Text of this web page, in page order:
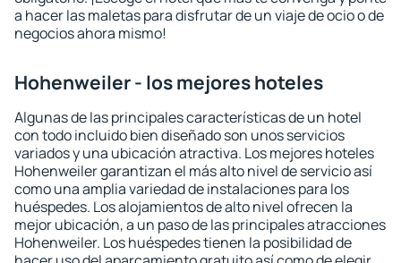
a hacer las maletas para disfrutar de un viaje de ocio o de
negocios ahora mismo!
Hohenweiler - los mejores hoteles
Algunas de las principales características de un hotel
con todo incluido bien diseñado son unos servicios
variados y una ubicación atractiva. Los mejores hoteles
Hohenweiler garantizan el más alto nivel de servicio así
como una amplia variedad de instalaciones para los
huéspedes. Los alojamientos de alto nivel ofrecen la
mejor ubicación, a un paso de las principales atracciones
Hohenweiler. Los huéspedes tienen la posibilidad de